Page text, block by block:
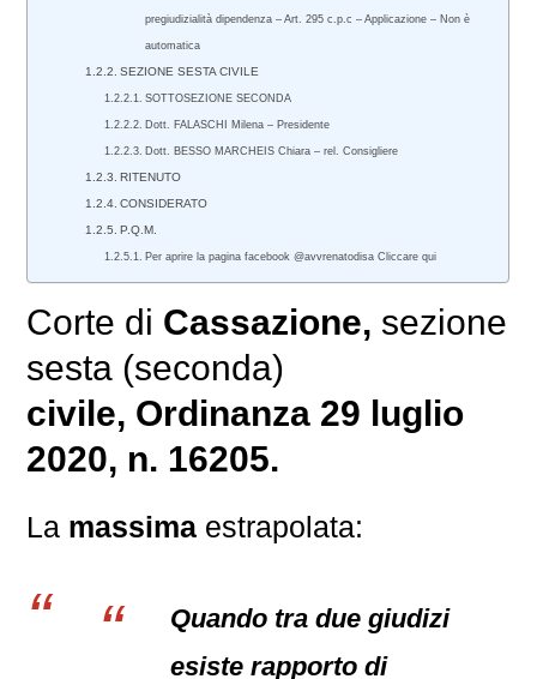
pregiudizialità dipendenza – Art. 295 c.p.c – Applicazione – Non è
automatica
SEZIONE SESTA CIVILE
SOTTOSEZIONE SECONDA
Dott. FALASCHI Milena – Presidente
Dott. BESSO MARCHEIS Chiara – rel. Consigliere
RITENUTO
CONSIDERATO
P.Q.M.
Per aprire la pagina facebook @avvrenatodisa Cliccare qui
Corte di Cassazione, sezione
sesta (seconda)
civile, Ordinanza 29 luglio
2020, n. 16205.
La massima estrapolata:
Quando tra due giudizi
esiste rapporto di